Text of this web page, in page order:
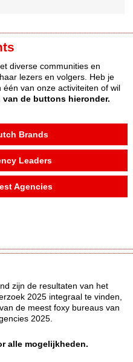
diverse communities en
lezers en volgers. Heb je
van onze activiteiten of wil
van de buttons hieronder.
Brands
Leaders
Agencies
zijn de resultaten van het
2025 integraal te vinden,
de meest foxy bureaus van
2025.
alle mogelijkheden.